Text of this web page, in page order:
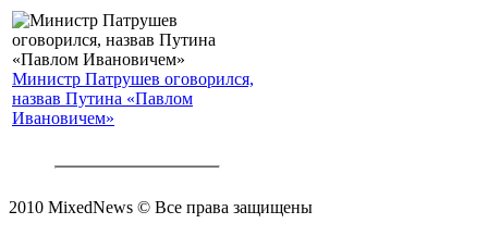
Министр Патрушев оговорился,
назвав Путина «Павлом
Ивановичем»
2010 MixedNews © Все права защищены